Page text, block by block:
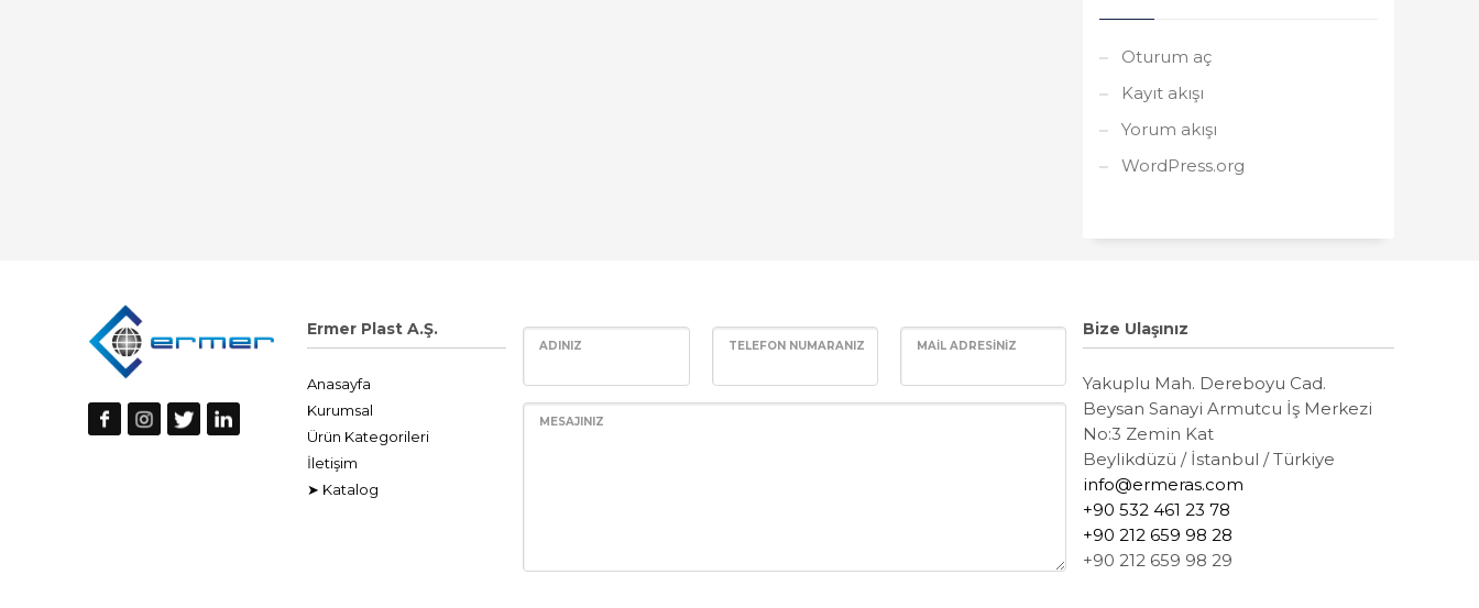
Oturum aç
Kayıt akışı
Yorum akışı
WordPress.org
Ermer Plast A.Ş.
Anasayfa
Kurumsal
Ürün Kategorileri
İletişim
➤ Katalog
ADINIZ TELEFON NUMARANIZ MAIL ADRESINIZ
MESAJINIZ
Bize Ulaşınız
Yakuplu Mah. Dereboyu Cad.
Beysan Sanayi Armutcu İş Merkezi
No:3 Zemin Kat
Beylikdüzü / İstanbul / Türkiye
info@ermeras.com
+90 532 461 23 78
+90 212 659 98 28
+90 212 659 98 29